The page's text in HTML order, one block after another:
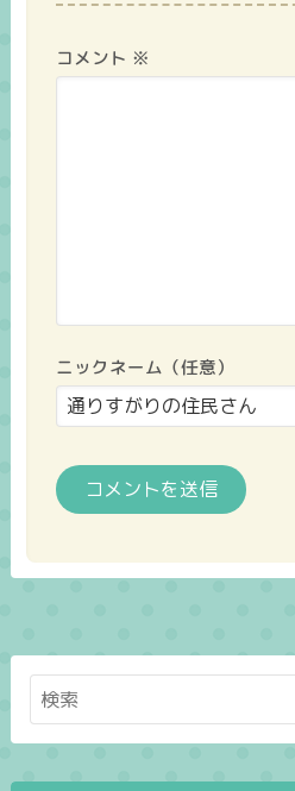
コメント ※
ニックネーム（任意）